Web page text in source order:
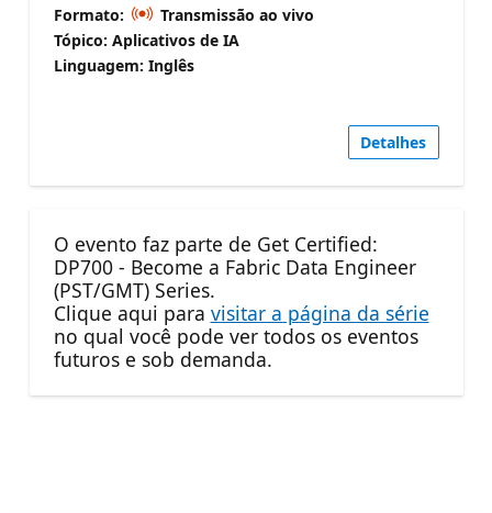
Formato:
Transmissão ao vivo
Tópico: Aplicativos de IA
Linguagem: Inglês
Detalhes
O evento faz parte de Get Certified:
DP700 - Become a Fabric Data Engineer
(PST/GMT) Series.
Clique aqui para visitar a página da série
no qual você pode ver todos os eventos
futuros e sob demanda.